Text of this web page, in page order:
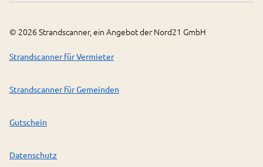
© 2026 Strandscanner, ein Angebot der Nord21 GmbH
Strandscanner für Vermieter
Strandscanner für Gemeinden
Gutschein
Datenschutz